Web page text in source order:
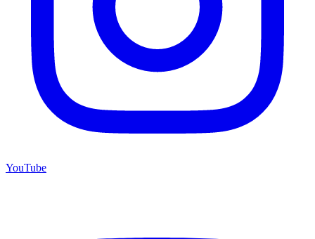
YouTube